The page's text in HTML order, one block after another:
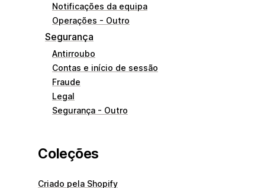
Notificações da equipa
Operações - Outro
Segurança
Antirroubo
Contas e início de sessão
Fraude
Legal
Segurança - Outro
Coleções
Criado pela Shopify